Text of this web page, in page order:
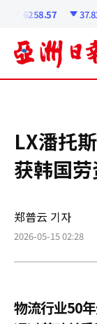
6258.57 37.81
LX潘托
获韩国
郑普云 기자
2026-05-15 02:28
物流行业50